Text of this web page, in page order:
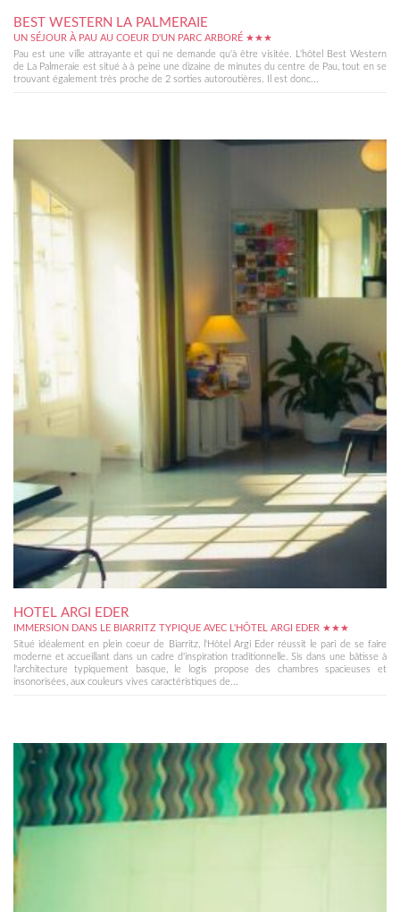
BEST WESTERN LA PALMERAIE
UN SÉJOUR À PAU AU COEUR D'UN PARC ARBORÉ ★★★
Pau est une ville attrayante et qui ne demande qu'à être visitée. L'hôtel Best Western
de La Palmeraie est situé à à peine une dizaine de minutes du centre de Pau, tout en se
trouvant également très proche de 2 sorties autoroutières. Il est donc...
HOTEL ARGI EDER
IMMERSION DANS LE BIARRITZ TYPIQUE AVEC L'HÔTEL ARGI EDER ★★★
Situé idéalement en plein coeur de Biarritz, l'Hôtel Argi Eder réussit le pari de se faire
moderne et accueillant dans un cadre d'inspiration traditionnelle. Sis dans une bâtisse à
l'architecture typiquement basque, le logis propose des chambres spacieuses et
insonorisées, aux couleurs vives caractéristiques de...